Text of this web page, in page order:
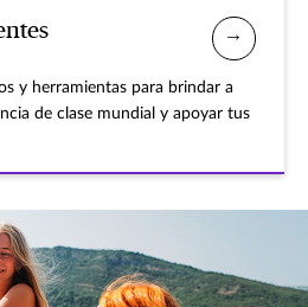
y herramientas para brindar a
de clase mundial y apoyar tus